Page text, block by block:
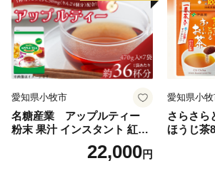
のです。
川島町は、ふるさと納税の対象団体
ら指定を受けているため、本町に寄附
上の特例控除を受けることができます
愛知県小牧市
名糖産業 アップルティー
粉末 果汁 インスタント 紅茶
ティー ビタミンC 袋 ロング
セラー 粉末飲料 粉末茶 簡単
22,000円
愛知県小
さらさ
ほうじ茶
トほうじ
末茶 お